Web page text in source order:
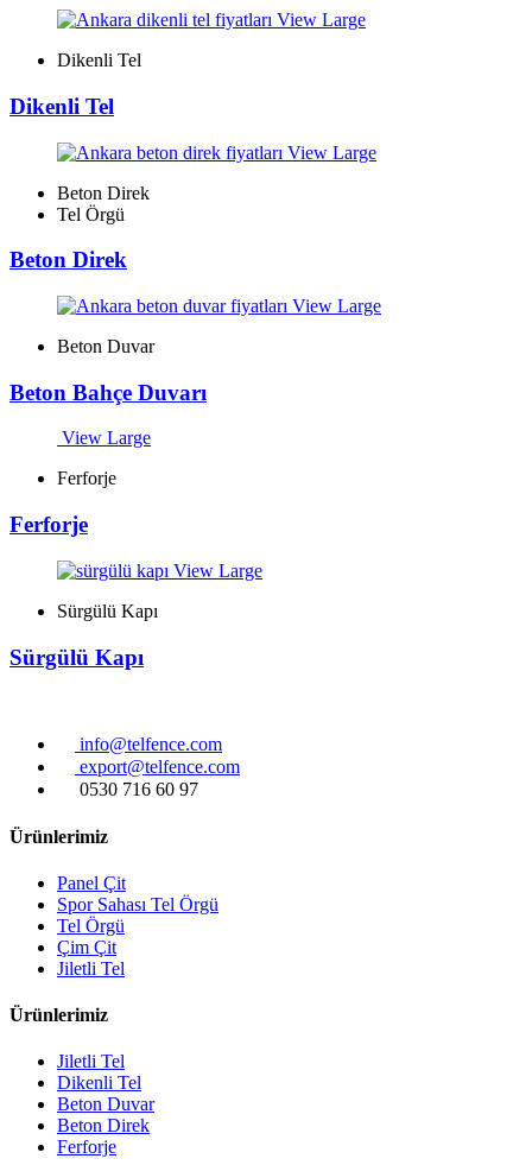
View Large
Dikenli Tel
Dikenli Tel
View Large
Beton Direk
Tel Örgü
Beton Direk
View Large
Beton Duvar
Beton Bahçe Duvarı
View Large
Ferforje
Ferforje
View Large
Sürgülü Kapı
Sürgülü Kapı
info@telfence.com
export@telfence.com
0530 716 60 97
Ürünlerimiz
Panel Çit
Spor Sahası Tel Örgü
Tel Örgü
Çim Çit
Jiletli Tel
Ürünlerimiz
Jiletli Tel
Dikenli Tel
Beton Duvar
Beton Direk
Ferforje